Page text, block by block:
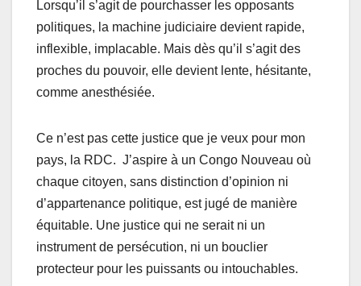
Lorsqu’il s’agit de pourchasser les opposants
politiques, la machine judiciaire devient rapide,
inflexible, implacable. Mais dès qu’il s’agit des
proches du pouvoir, elle devient lente, hésitante,
comme anesthésiée.
Ce n’est pas cette justice que je veux pour mon
pays, la RDC. J’aspire à un Congo Nouveau où
chaque citoyen, sans distinction d’opinion ni
d’appartenance politique, est jugé de manière
équitable. Une justice qui ne serait ni un
instrument de persécution, ni un bouclier
protecteur pour les puissants ou intouchables.